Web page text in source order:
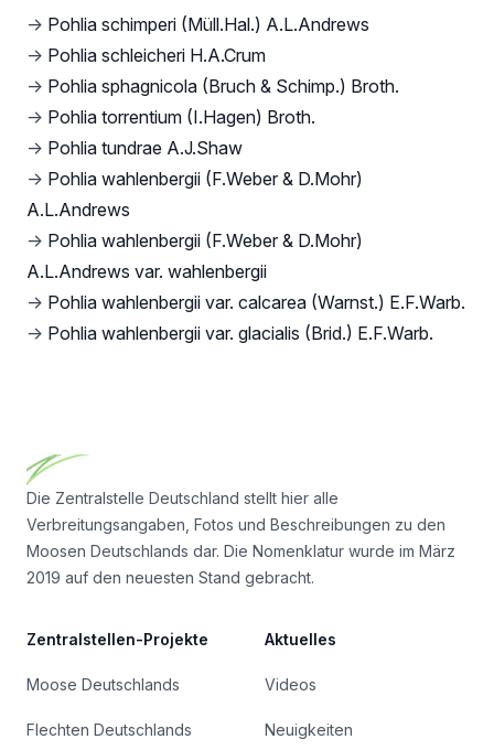
→ Pohlia schimperi (Müll.Hal.) A.L.Andrews
→ Pohlia schleicheri H.A.Crum
→ Pohlia sphagnicola (Bruch & Schimp.) Broth.
→ Pohlia torrentium (I.Hagen) Broth.
→ Pohlia tundrae A.J.Shaw
→ Pohlia wahlenbergii (F.Weber & D.Mohr)
A.L.Andrews
→ Pohlia wahlenbergii (F.Weber & D.Mohr)
A.L.Andrews var. wahlenbergii
→ Pohlia wahlenbergii var. calcarea (Warnst.) E.F.Warb.
→ Pohlia wahlenbergii var. glacialis (Brid.) E.F.Warb.
Die Zentralstelle Deutschland stellt hier alle
Verbreitungsangaben, Fotos und Beschreibungen zu den
Moosen Deutschlands dar. Die Nomenklatur wurde im März
2019 auf den neuesten Stand gebracht.
Zentralstellen-Projekte
Moose Deutschlands
Flechten Deutschlands
Aktuelles
Videos
Neuigkeiten